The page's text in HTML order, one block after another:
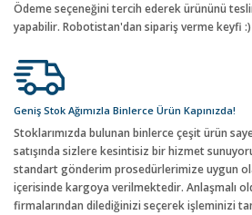
Ödeme seçeneğini tercih ederek ürününü
yapabilir. Robotistan'dan sipariş verme keyfi :)
Geniş Stok Ağımızla Binlerce Ürün Kapınızda!
Stoklarımızda bulunan binlerce çeşit ürün
satışında sizlere kesintisiz bir hizmet
standart gönderim prosedürlerimize uygun
içerisinde kargoya verilmektedir. Anlaşmalı
firmalarından dilediğinizi seçerek işleminizi